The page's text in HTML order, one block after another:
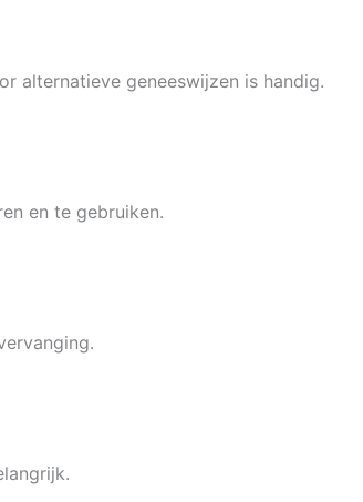
alternatieve geneeswijzen is handig.
en te gebruiken.